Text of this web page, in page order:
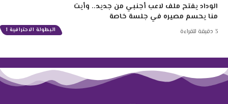
البطولة الاحترافية 1
الوداد يفتح ملف لاعب أجنبي من جديد.. وأيت
منا يحسم مصيره في جلسة خاصة